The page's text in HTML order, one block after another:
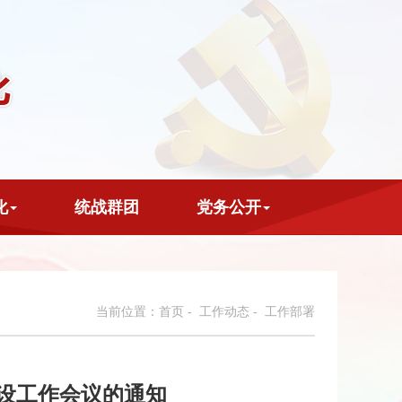
统战群团 党务公开
当前位置： 首页 - 工作动态 - 工作部署
工作会议的通知